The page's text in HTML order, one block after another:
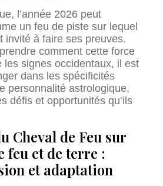
l’année 2026 peut
un feu de piste sur lequel
invité à faire ses preuves.
comment cette force
les signes occidentaux, il est
dans les spécificités
personnalité astrologique,
défis et opportunités qu’ils
Cheval de Feu sur
feu et de terre :
et adaptation